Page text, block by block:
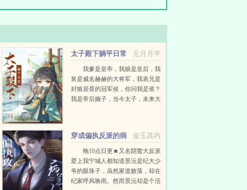
元月月半
太子殿下躺平日常
我爹是皇帝，我娘是皇后，我
舅是威名赫赫的大将军，我表兄是
封狼居胥的冠军侯，你问我是谁？
我是帝后嫡子，当今太子，未来大
金玉其内
穿成偏执反派的病
美人后晚10点日更★又名阴鸷大反派
爱上我宁城人都知道景沅是纪大少
爷的眼珠子，虽然家道败落，却在
纪家呼风唤雨。然而景沅却是个活